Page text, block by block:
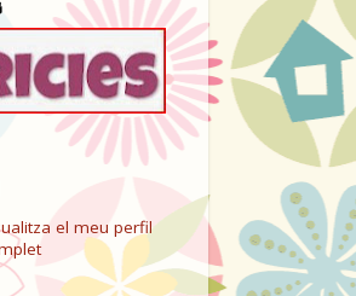
el meu perfil